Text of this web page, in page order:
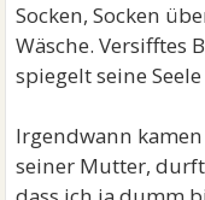
Socken, Socken
Wäsche. Versifftes
spiegelt seine
Irgendwann
seiner Mutter,